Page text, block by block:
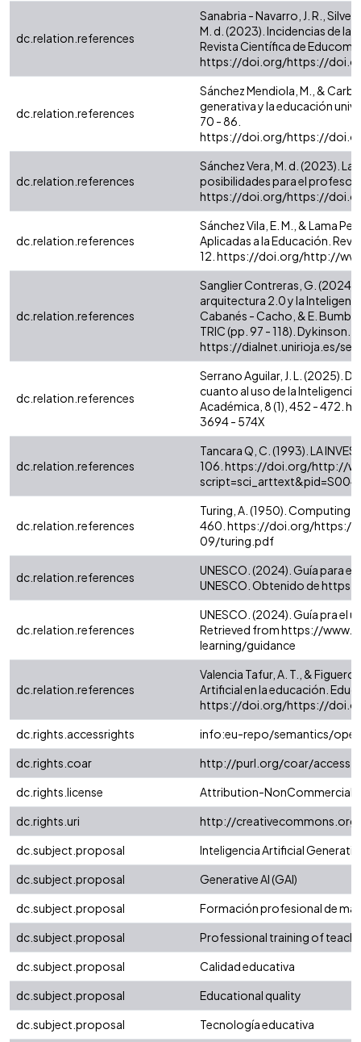
dc.relation.references
Sanabria - Navarro, J. R.,
M. d. (2023). Incidencias de
Revista Científica de
https://doi.org/https://
dc.relation.references
Sánchez Mendiola, M., &
generativa y la educación
70 - 86.
https://doi.org/https://
dc.relation.references
Sánchez Vera, M. d. (2023).
posibilidades para el
https://doi.org/https://
dc.relation.references
Sánchez Vila, E. M., & Lama
Aplicadas a la Educación.
12. https://doi.org/http://
dc.relation.references
Sanglier Contreras, G.
arquitectura 2.0 y la
Cabanés - Cacho, & E.
TRIC (pp. 97 - 118). Dykinson.
https://dialnet.unirioja.es/
dc.relation.references
Serrano Aguilar, J. L. (2025).
cuanto al uso de la
Académica, 8 (1), 452 -
3694 - 574X
dc.relation.references
Tancara Q, C. (1993). LA
106. https://doi.org/http://
dc.relation.references
Turing, A. (1950). Computing,
460. https://doi.org/https://
09/turing.pdf
dc.relation.references
UNESCO. (2024). Guía para
UNESCO. Obtenido de
dc.relation.references
UNESCO. (2024). Guía pra el
Retrieved from https://
learning/guidance
dc.relation.references
Valencia Tafur, A. T., &
Artificial en la educación.
https://doi.org/https://
dc.rights.accessrights
info:eu-repo/semantics/
dc.rights.coar
http://purl.org/coar/
dc.rights.license
Attribution-NonCommercial-
dc.rights.uri
http://
dc.subject.proposal
Inteligencia Artificial
dc.subject.proposal
Generative AI (GAI)
dc.subject.proposal
Formación profesional de
dc.subject.proposal
Professional training of
dc.subject.proposal
Calidad educativa
dc.subject.proposal
Educational quality
dc.subject.proposal
Tecnología educativa